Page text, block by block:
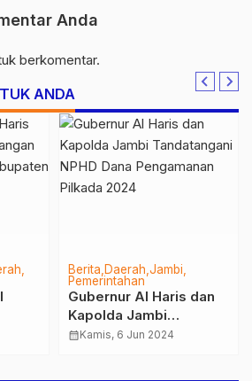
Anda
berkomentar.
ANDA
Berita Daerah Jambi
Pemerintahan
Gubernur Al Haris dan
Kapolda Jambi
Tandatangani NPHD
calendar_monthKamis, 6 Jun 2024